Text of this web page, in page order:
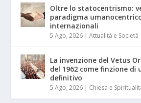
Oltre lo statocentrismo:
paradigma
internazionali
5 Ago, 2026 |Attualità e Società
La invenzione del Vetus
del 1962 come finzione di
definitivo
5 Ago, 2026 | Chiesa e